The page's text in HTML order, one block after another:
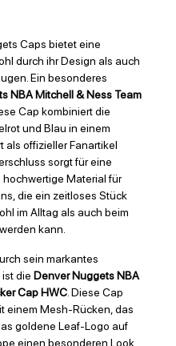
Caps bietet eine
durch ihr Design als auch
Ein besonderes
NBA Mitchell & Ness Team
Cap kombiniert die
und Blau in einem
als offizieller Fanartikel
sorgt für eine
hochwertige Material für
die ein zeitloses Stück
im Alltag als auch beim
kann.
sein markantes
die Denver Nuggets NBA
Cap HWC. Diese Cap
einem Mesh-Rücken, das
goldene Leaf-Logo auf
einen besonderen Look,